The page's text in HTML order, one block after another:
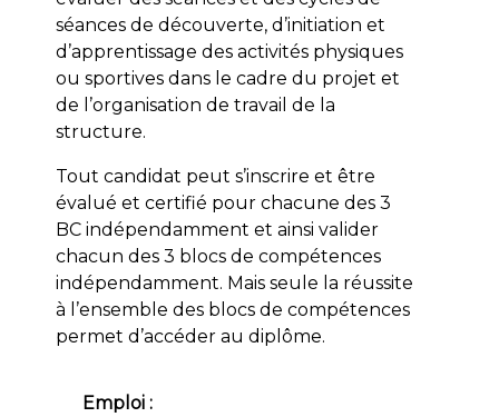
séances de découverte, d’initiation et
d’apprentissage des activités physiques
ou sportives dans le cadre du projet et
de l’organisation de travail de la
structure.
Tout candidat peut s’inscrire et être
évalué et certifié pour chacune des 3
BC indépendamment et ainsi valider
chacun des 3 blocs de compétences
indépendamment. Mais seule la réussite
à l’ensemble des blocs de compétences
permet d’accéder au diplôme.
Emploi :